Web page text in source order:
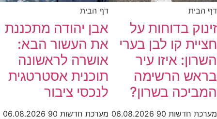
דף הבית
זינוק בדוחות על
חציית קו לבן בערי
השרון: איזו עיר
בראש הרשימה
המביכה בשרון?
מערכת חדשות 90
06.08.2026
דף הבית
אבן יהודה מתכננת
את העשור הבא:
אושרה לראשונה
תוכנית אסטרטגית
לנכסי ציבור
מערכת חדשות 90
06.08.2026